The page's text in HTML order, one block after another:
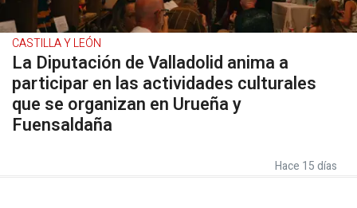
CASTILLA Y LEÓN
La Diputación de Valladolid anima a
participar en las actividades culturales
que se organizan en Urueña y
Fuensaldaña
Hace 15 días